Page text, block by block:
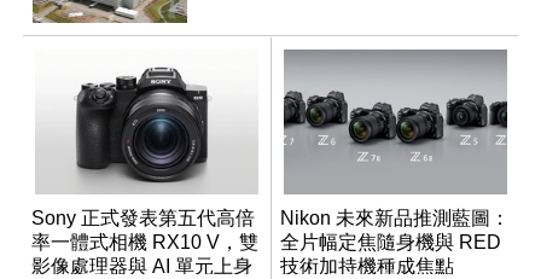
Sony 正式發表第五代高倍
率一體式相機 RX10 V，雙
影像處理器與 AI 單元上身
Nikon 未來新品推測藍圖：
全片幅定焦隨身機與 RED
技術加持機種成焦點